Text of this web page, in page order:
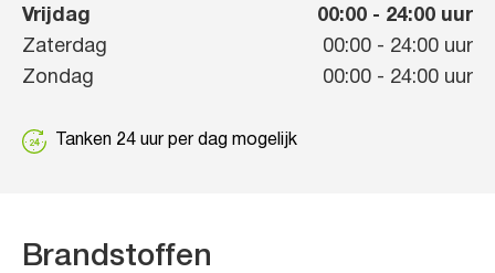
Vrijdag
00:00 - 24:00 uur
Zaterdag
00:00 - 24:00 uur
Zondag
00:00 - 24:00 uur
Tanken 24 uur per dag mogelijk
Brandstoffen